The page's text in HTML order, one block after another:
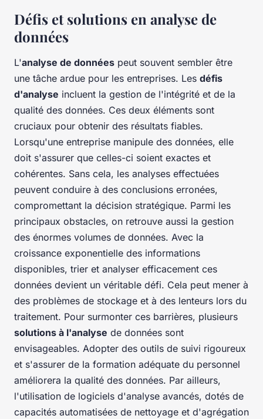
Défis et solutions en analyse de
données
L'analyse de données peut souvent sembler être
une tâche ardue pour les entreprises. Les défis
d'analyse incluent la gestion de l'intégrité et de la
qualité des données. Ces deux éléments sont
cruciaux pour obtenir des résultats fiables.
Lorsqu'une entreprise manipule des données, elle
doit s'assurer que celles-ci soient exactes et
cohérentes. Sans cela, les analyses effectuées
peuvent conduire à des conclusions erronées,
compromettant la décision stratégique. Parmi les
principaux obstacles, on retrouve aussi la gestion
des énormes volumes de données. Avec la
croissance exponentielle des informations
disponibles, trier et analyser efficacement ces
données devient un véritable défi. Cela peut mener à
des problèmes de stockage et à des lenteurs lors du
traitement. Pour surmonter ces barrières, plusieurs
solutions à l'analyse de données sont
envisageables. Adopter des outils de suivi rigoureux
et s'assurer de la formation adéquate du personnel
améliorera la qualité des données. Par ailleurs,
l'utilisation de logiciels d'analyse avancés, dotés de
capacités automatisées de nettoyage et d'agrégation